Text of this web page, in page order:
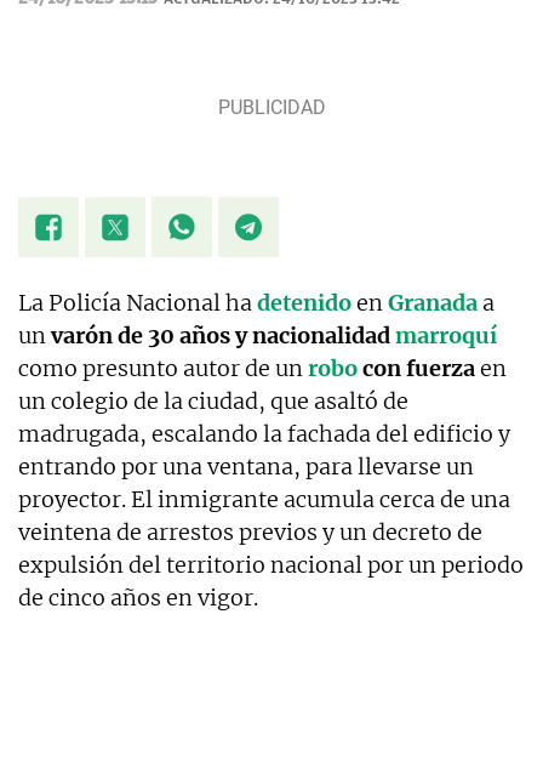
La Policía Nacional hadetenidoenGranada a
unvarón de 30 años y nacionalidadmarroquí
como presunto autor de unrobocon fuerzaen
un colegio de la ciudad, que asaltó de
madrugada, escalando la fachada del edificio y
entrando por una ventana, para llevarse un
proyector. El inmigrante acumula cerca de una
veintena de arrestos previos y un decreto de
expulsión del territorio nacional por un periodo
de cinco años en vigor.